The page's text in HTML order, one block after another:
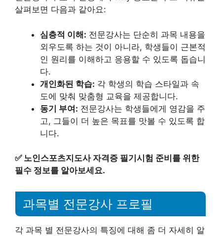
살펴보면 다음과 같아요:
심층적 이해: 전문강사는 단순히 과목 내용을
외우도록 하는 것이 아니라, 학생들이 근본적
인 원리를 이해하고 응용할 수 있도록 돕습니
다.
개인화된 학습: 각 학생의 학습 스타일과 속
도에 맞춰 맞춤형 교육을 제공합니다.
동기 부여: 전문강사는 학생들에게 영감을 주
고, 그들이 더 높은 목표를 맛볼 수 있도록 합
니다.
✅ 노인스포츠지도사 자격증 필기시험 준비를 위한
필수 정보를 알아보세요.
과목별 전문강사 프로필
각 과목 별 전문강사의 특징에 대해 좀 더 자세히 알